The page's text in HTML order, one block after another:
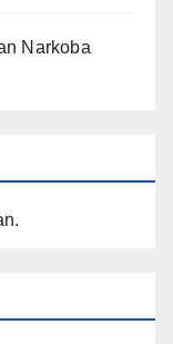
Narkoba